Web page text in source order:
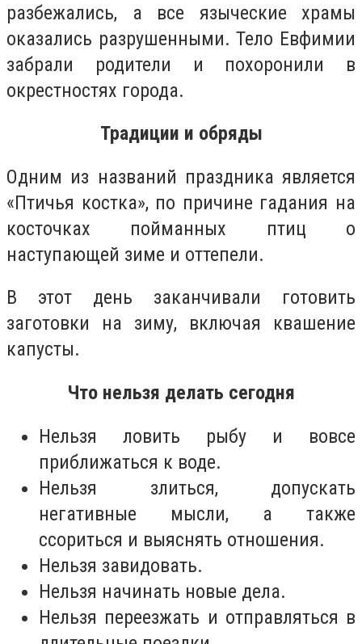
разбежались, а все языческие храмы
оказались разрушенными. Тело Евфимии
забрали родители и похоронили в
окрестностях города.
Традиции и обряды
Одним из названий праздника является
«Птичья костка», по причине гадания на
косточках пойманных птиц о
наступающей зиме и оттепели.
В этот день заканчивали готовить
заготовки на зиму, включая квашение
капусты.
Что нельзя делать сегодня
Нельзя ловить рыбу и вовсе
приближаться к воде.
Нельзя злиться, допускать
негативные мысли, а также
ссориться и выяснять отношения.
Нельзя завидовать.
Нельзя начинать новые дела.
Нельзя переезжать и отправляться в